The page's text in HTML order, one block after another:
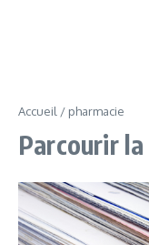
Accueil / pharmacie
Parcourir